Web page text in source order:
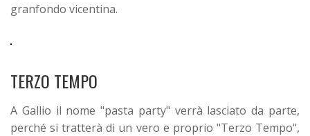
granfondo vicentina.
TERZO TEMPO
A Gallio il nome "pasta party" verrà lasciato da parte,
perché si tratterà di un vero e proprio "Terzo Tempo",